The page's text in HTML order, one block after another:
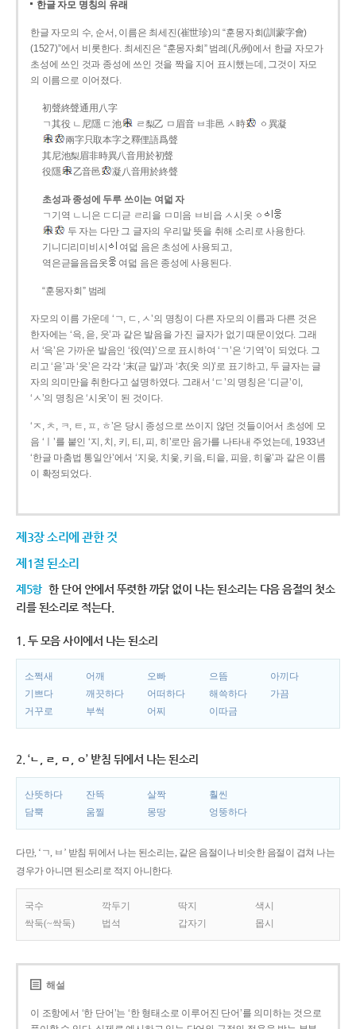
한글 자모 명칭의 유래
한글 자모의 수, 순서, 이름은 최세진(崔世珍)의 “훈몽자회(訓蒙字會)
(1527)”에서 비롯한다. 최세진은 “훈몽자회” 범례(凡例)에서 한글 자모가
초성에 쓰인 것과 종성에 쓰인 것을 짝을 지어 표시했는데, 그것이 자모
의 이름으로 이어졌다.
初聲終聲通用八字
ㄱ其役 ㄴ尼隱 ㄷ池
ㄹ梨乙 ㅁ眉音 ㅂ非邑 ㅅ時
ㆁ異凝
兩字只取本字之釋俚語爲聲
其尼池梨眉非時異八音用於初聲
役隱
乙音邑 凝八音用於終聲
초성과 종성에 두루 쓰이는 여덟 자
ㄱ기역 ㄴ니은 ㄷ디귿 ㄹ리을 ㅁ미음 ㅂ비읍 ㅅ시옷 ㆁ
두 자는 다만 그 글자의 우리말 뜻을 취해 소리로 사용한다.
기니디리미비시
여덟 음은 초성에 사용되고,
역은귿을음읍옷
여덟 음은 종성에 사용된다.
“훈몽자회” 범례
자모의 이름 가운데 ‘ㄱ, ㄷ, ㅅ’의 명칭이 다른 자모의 이름과 다른 것은
한자에는 ‘윽, 읃, 읏’과 같은 발음을 가진 글자가 없기 때문이었다. 그래
서 ‘윽’은 가까운 발음인 ‘役(역)’으로 표시하여 ‘ㄱ’은 ‘기역’이 되었다. 그
리고 ‘읃’과 ‘읏’은 각각 ‘末(귿 말)’과 ‘衣(옷 의)’로 표기하고, 두 글자는 글
자의 의미만을 취한다고 설명하였다. 그래서 ‘ㄷ’의 명칭은 ‘디귿’이,
‘ㅅ’의 명칭은 ‘시옷’이 된 것이다.
‘ㅈ, ㅊ, ㅋ, ㅌ, ㅍ, ㅎ’은 당시 종성으로 쓰이지 않던 것들이어서 초성에 모
음 ‘ㅣ’를 붙인 ‘지, 치, 키, 티, 피, 히’로만 음가를 나타내 주었는데, 1933년
‘한글 마춤법 통일안’에서 ‘지읒, 치읓, 키읔, 티읕, 피읖, 히읗’과 같은 이름
이 확정되었다.
제3장 소리에 관한 것
제1절 된소리
제5항 한 단어 안에서 뚜렷한 까닭 없이 나는 된소리는 다음 음절의 첫소
리를 된소리로 적는다.
1. 두 모음 사이에서 나는 된소리
소쩍새 어깨 오빠 으뜸
아끼다
기쁘다
깨끗하다 어떠하다 해쓱하다
가끔
거꾸로
부썩 어찌 이따금
2. ‘ㄴ, ㄹ, ㅁ, ㅇ’ 받침 뒤에서 나는 된소리
산뜻하다 잔뜩 살짝
훨씬
담뿍
움찔 몽땅 엉뚱하다
다만, ‘ㄱ, ㅂ’ 받침 뒤에서 나는 된소리는, 같은 음절이나 비슷한 음절이 겹쳐 나는
경우가 아니면 된소리로 적지 아니한다.
국수 깍두기 딱지
색시
싹둑(~싹둑)
법석 갑자기 몹시
해설
이 조항에서 ‘한 단어’는 ‘한 형태소로 이루어진 단어’를 의미하는 것으로